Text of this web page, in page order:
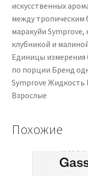
искусственных
между тропическим
маракуйи
клубникой и
Единицы измерения
по порции ‎Бренд
Symprove ‎Жидкость
‎Взрослые
Похожие